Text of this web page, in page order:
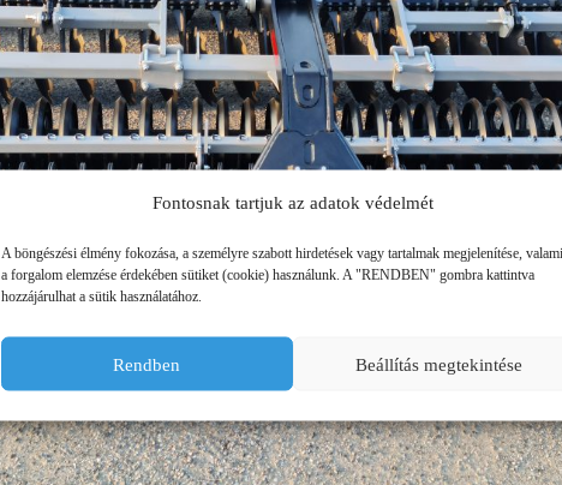
Fontosnak tartjuk az adatok védelmét
A böngészési élmény fokozása, a személyre szabott hirdetések vagy tartalmak megjelenítése,
a forgalom elemzése érdekében sütiket (cookie) használunk. A "RENDBEN" gombra kattintva
hozzájárulhat a sütik használatához.
Rendben Beállítás megtekintése
ÜZEMANYAGTARTÁLYOK ÉS
TARTOZÉKAI
ÜZEMANYAG TÁROLÓK
MŰTRÁGYASZÓROK